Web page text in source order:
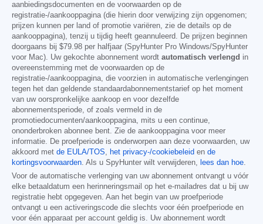
aanbiedingsdocumenten en de voorwaarden op de
registratie-/aankooppagina (die hierin door verwijzing zijn opgenomen;
prijzen kunnen per land of promotie variëren, zie de details op de
aankooppagina), tenzij u tijdig heeft geannuleerd. De prijzen beginnen
doorgaans bij $79.98 per halfjaar (SpyHunter Pro Windows/SpyHunter
voor Mac). Uw gekochte abonnement wordt automatisch verlengd in
overeenstemming met de voorwaarden op de
registratie-/aankooppagina, die voorzien in automatische verlengingen
tegen het dan geldende standaardabonnementstarief op het moment
van uw oorspronkelijke aankoop en voor dezelfde
abonnementsperiode, of zoals vermeld in de
promotiedocumenten/aankooppagina, mits u een continue,
ononderbroken abonnee bent. Zie de aankooppagina voor meer
informatie. De proefperiode is onderworpen aan deze voorwaarden, uw
akkoord met de EULA/TOS, het privacy-/cookiebeleid en de
kortingsvoorwaarden. Als u SpyHunter wilt verwijderen, lees dan hoe.
Voor de automatische verlenging van uw abonnement ontvangt u vóór
elke betaaldatum een herinneringsmail op het e-mailadres dat u bij uw
registratie hebt opgegeven. Aan het begin van uw proefperiode
ontvangt u een activeringscode die slechts voor één proefperiode en
voor één apparaat per account geldig is. Uw abonnement wordt